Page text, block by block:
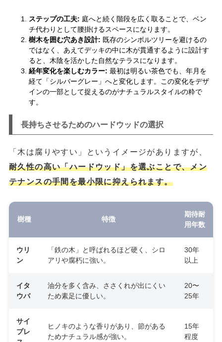
ステップの工夫: 庭へと続く階段を広く取ることで、ベン
チ代わりとして腰掛けるスペースになります。
樹木を囲む穴あき設計: 既存のシンボルツリーを避けるの
ではなく、あえてデッキの中に木が貫通するように設計す
ると、木陰を活かした自然なテラスになります。
経年変化を楽しむカラー: 最初は明るい茶色でも、年月を
経て「シルバーグレー」へと変化します。この変化をデザ
インの一部として捉えるのがナチュラルスタイルの粋で
す。
長持ちさせるためのハードウッドの選択
「木は腐りやすい」というイメージがありますが、
耐久性の高い「ハードウッド」を選ぶことで、メン
テナンスの手間を最小限に抑えられます。
樹種 特徴
期待耐
用年数
ウリ
ン
「鉄の木」と呼ばれるほど硬く、シロ
アリや腐朽に強い。
30年
以上
イタ
ウバ
油分を多く含み、ささくれが出にくい
ため素足に優しい。
20〜
25年
サイ
プレ
ヒノキのような香りがあり、節がある
ためナチュラル感が強い。
15年
程度